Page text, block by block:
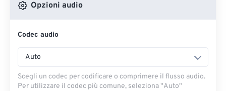
Opzioni audio
Codec audio
Auto
Scegli un codec per codificare o comprimere il flusso audio.
Per utilizzare il codec più comune, seleziona "Auto"